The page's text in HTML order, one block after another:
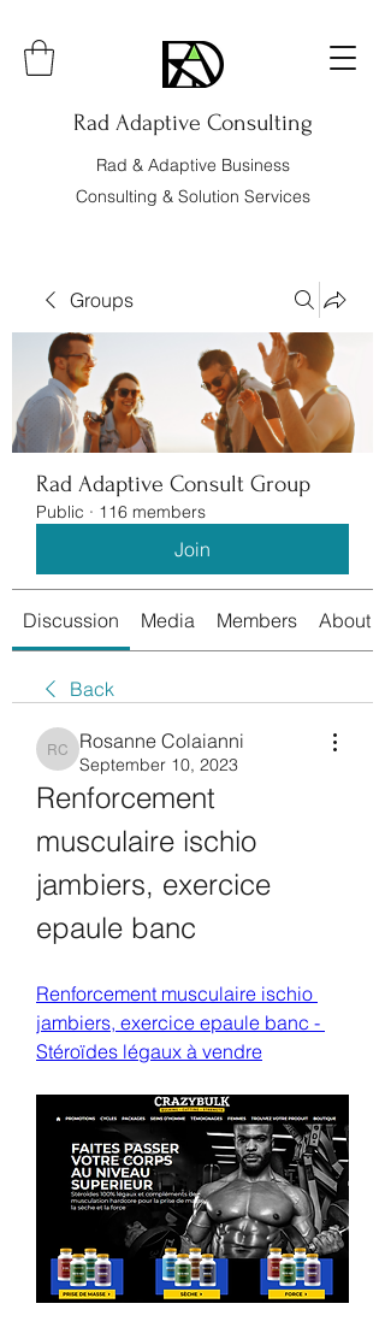
Rad Adaptive Consulting
Rad & Adaptive Business
Consulting & Solution Services
Groups
Rad Adaptive Consult Group
Public · 116 members
Join
Discussion Media Members About
Back
Rosanne Colaianni
Rosanne Colaianni
September 10, 2023
Renforcement
musculaire ischio
jambiers, exercice
epaule banc
Renforcement musculaire ischio
jambiers, exercice epaule banc -
Stéroïdes légaux à vendre